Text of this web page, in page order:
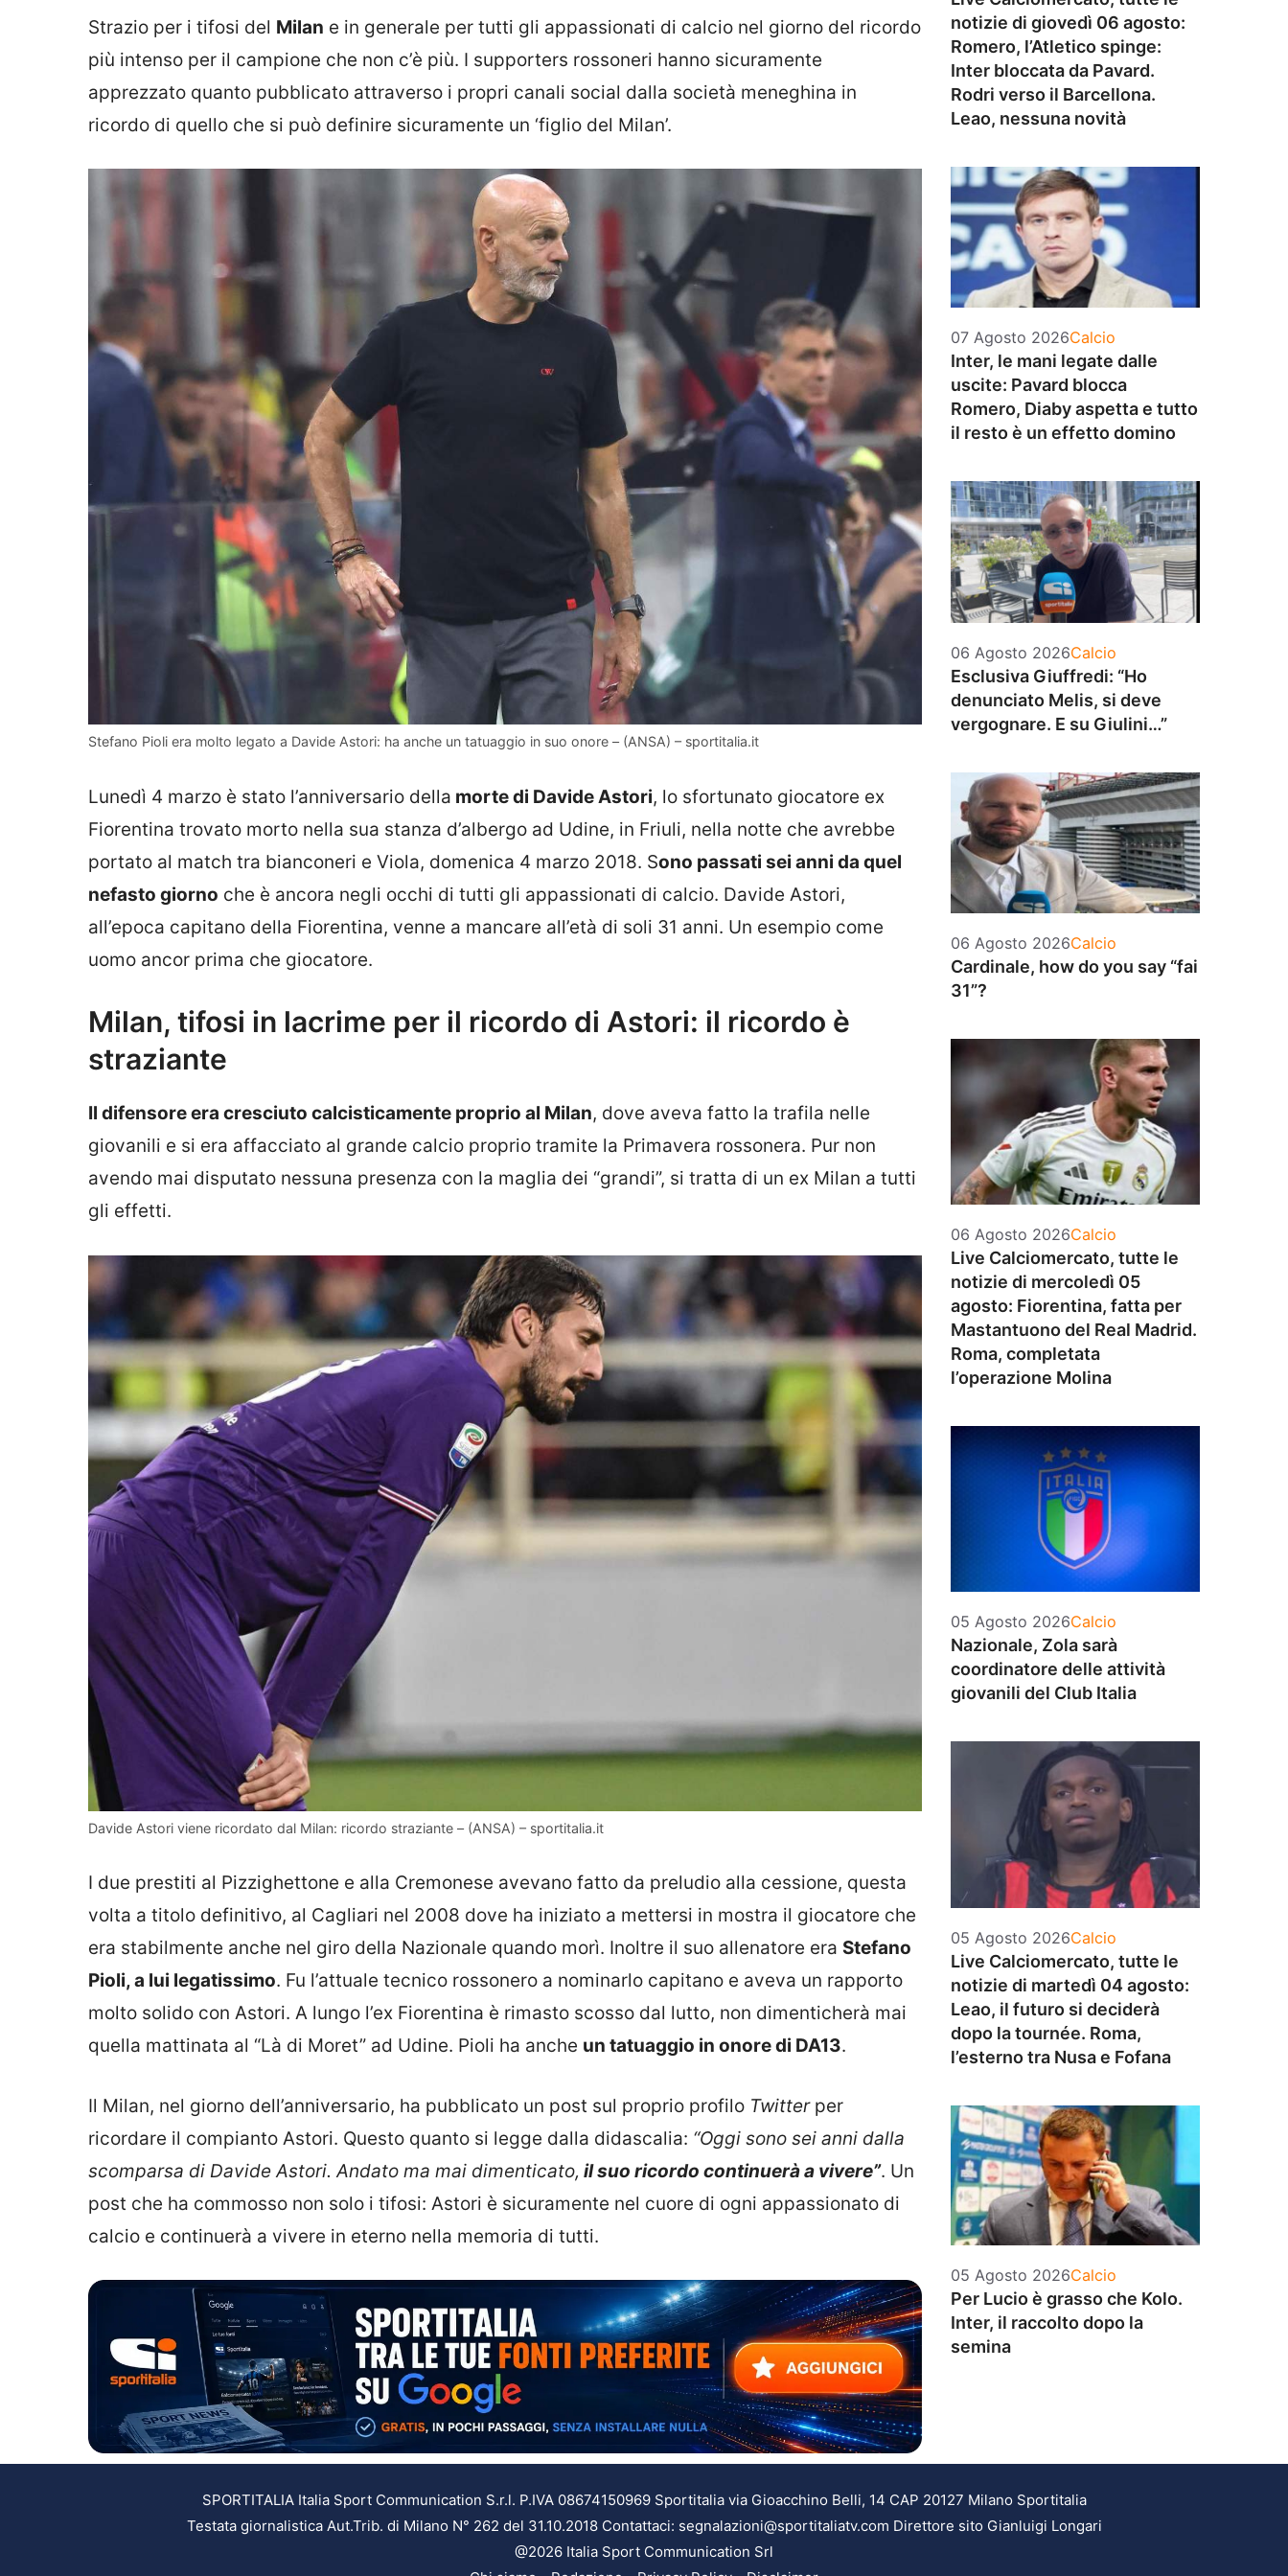
Strazio per i tifosi del Milan e in generale per tutti gli appassionati di calcio nel giorno del ricordo
più intenso per il campione che non c’è più. I supporters rossoneri hanno sicuramente
apprezzato quanto pubblicato attraverso i propri canali social dalla società meneghina in
ricordo di quello che si può definire sicuramente un ‘figlio del Milan’.
Stefano Pioli era molto legato a Davide Astori: ha anche un tatuaggio in suo onore – (ANSA) – sportitalia.it
Lunedì 4 marzo è stato l’anniversario della morte di Davide Astori, lo sfortunato giocatore ex
Fiorentina trovato morto nella sua stanza d’albergo ad Udine, in Friuli, nella notte che avrebbe
portato al match tra bianconeri e Viola, domenica 4 marzo 2018. Sono passati sei anni da quel
nefasto giorno che è ancora negli occhi di tutti gli appassionati di calcio. Davide Astori,
all’epoca capitano della Fiorentina, venne a mancare all’età di soli 31 anni. Un esempio come
uomo ancor prima che giocatore.
Milan, tifosi in lacrime per il ricordo di Astori: il ricordo è
straziante
Il difensore era cresciuto calcisticamente proprio al Milan, dove aveva fatto la trafila nelle
giovanili e si era affacciato al grande calcio proprio tramite la Primavera rossonera. Pur non
avendo mai disputato nessuna presenza con la maglia dei “grandi”, si tratta di un ex Milan a tutti
gli effetti.
Davide Astori viene ricordato dal Milan: ricordo straziante – (ANSA) – sportitalia.it
I due prestiti al Pizzighettone e alla Cremonese avevano fatto da preludio alla cessione, questa
volta a titolo definitivo, al Cagliari nel 2008 dove ha iniziato a mettersi in mostra il giocatore che
era stabilmente anche nel giro della Nazionale quando morì. Inoltre il suo allenatore era Stefano
Pioli, a lui legatissimo. Fu l’attuale tecnico rossonero a nominarlo capitano e aveva un rapporto
molto solido con Astori. A lungo l’ex Fiorentina è rimasto scosso dal lutto, non dimenticherà mai
quella mattinata al “Là di Moret” ad Udine. Pioli ha anche un tatuaggio in onore di DA13.
Il Milan, nel giorno dell’anniversario, ha pubblicato un post sul proprio profilo Twitterper
ricordare il compianto Astori. Questo quanto si legge dalla didascalia: “Oggi sono sei anni dalla
scomparsa di Davide Astori. Andato ma mai dimenticato, il suo ricordo continuerà a vivere”. Un
post che ha commosso non solo i tifosi: Astori è sicuramente nel cuore di ogni appassionato di
calcio e continuerà a vivere in eterno nella memoria di tutti.
notizie di giovedì 06 agosto:
Romero, l’Atletico spinge:
Inter bloccata da Pavard.
Rodri verso il Barcellona.
Leao, nessuna novità
07 Agosto 2026Categorie
Calcio
Inter, le mani legate dalle
uscite: Pavard blocca
Romero, Diaby aspetta e tutto
il resto è un effetto domino
06 Agosto 2026Categorie
Calcio
Esclusiva Giuffredi: “Ho
denunciato Melis, si deve
vergognare. E su Giulini…”
06 Agosto 2026Categorie
Calcio
Cardinale, how do you say “fai
31”?
06 Agosto 2026Categorie
Calcio
Live Calciomercato, tutte le
notizie di mercoledì 05
agosto: Fiorentina, fatta per
Mastantuono del Real Madrid.
Roma, completata
l’operazione Molina
05 Agosto 2026Categorie
Calcio
Nazionale, Zola sarà
coordinatore delle attività
giovanili del Club Italia
05 Agosto 2026Categorie
Calcio
Live Calciomercato, tutte le
notizie di martedì 04 agosto:
Leao, il futuro si deciderà
dopo la tournée. Roma,
l’esterno tra Nusa e Fofana
05 Agosto 2026Categorie
Calcio
Per Lucio è grasso che Kolo.
Inter, il raccolto dopo la
semina
SPORTITALIA Italia Sport Communication S.r.l. P.IVA 08674150969 Sportitalia via Gioacchino Belli, 14 CAP 20127 Milano Sportitalia
Testata giornalistica Aut.Trib. di Milano N° 262 del 31.10.2018 Contattaci: segnalazioni@sportitaliatv.com Direttore sito Gianluigi Longari
@2026 Italia Sport Communication Srl